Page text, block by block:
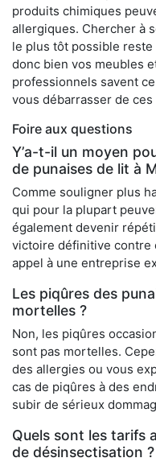
produits chimiques
allergiques. Chercher à
le plus tôt possible
donc bien vos meubles
professionnels savent
vous débarrasser de
Foire aux questions
Y’a-t-il un moyen
de punaises de lit à
Comme souligner plus
qui pour la plupart
également devenir
victoire définitive contre
appel à une entreprise
Les piqûres des
mortelles ?
Non, les piqûres
sont pas mortelles.
des allergies ou vous
cas de piqûres à des
subir de sérieux
Quels sont les tarifs
de désinsectisation ?